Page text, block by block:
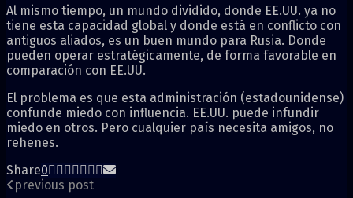
Al mismo tiempo, un mundo dividido, donde EE.UU. ya no
tiene esta capacidad global y donde está en conflicto con
antiguos aliados, es un buen mundo para Rusia. Donde
pueden operar estratégicamente, de forma favorable en
comparación con EE.UU.
El problema es que esta administración (estadounidense)
confunde miedo con influencia. EE.UU. puede infundir
miedo en otros. Pero cualquier país necesita amigos, no
rehenes.
Share0
previous post